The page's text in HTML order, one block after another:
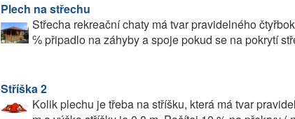
Plech na střechu
Střecha rekreační chaty má tvar pravidelného
℅ připadlo na záhyby a spoje pokud se na pokrytí
Stříška 2
Kolik plechu je třeba na stříšku, která má tvar